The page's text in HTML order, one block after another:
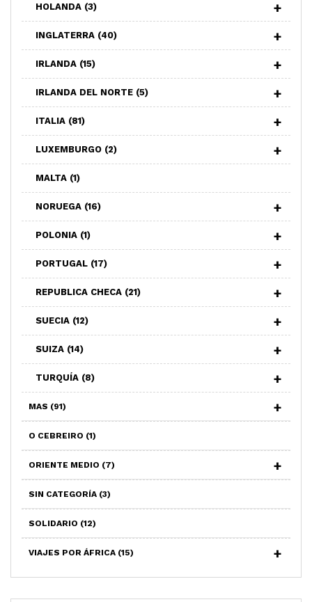
HOLANDA (3)
INGLATERRA (40)
IRLANDA (15)
IRLANDA DEL NORTE (5)
ITALIA (81)
LUXEMBURGO (2)
MALTA (1)
NORUEGA (16)
POLONIA (1)
PORTUGAL (17)
REPUBLICA CHECA (21)
SUECIA (12)
SUIZA (14)
TURQUÍA (8)
MAS (91)
O CEBREIRO (1)
ORIENTE MEDIO (7)
SIN CATEGORÍA (3)
SOLIDARIO (12)
VIAJES POR ÁFRICA (15)